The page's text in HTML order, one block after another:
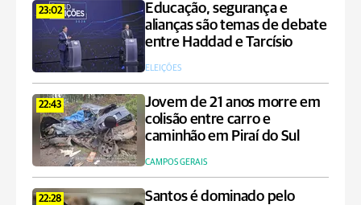
23:02
Educação, segurança e
alianças são temas de debate
entre Haddad e Tarcísio
ELEIÇÕES
22:43
Jovem de 21 anos morre em
colisão entre carro e
caminhão em Piraí do Sul
CAMPOS GERAIS
22:28
Santos é dominado pelo